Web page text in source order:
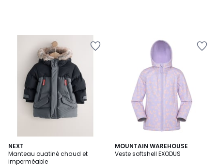
NEXT
Manteau ouatiné chaud et
imperméable
MOUNTAIN WAREHOUSE
Veste softshell EXODUS